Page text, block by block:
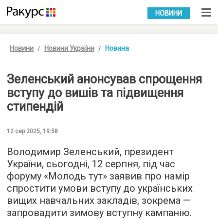
УКР РУС
НОВИНИ
Новини Новини України Новина
Зеленський анонсував спрощення
вступу до вишів та підвищення
стипендій
12 сер 2025, 19:58
Володимир Зеленський, президент
України, сьогодні, 12 серпня, під час
форуму «Молодь тут» заявив про намір
спростити умови вступу до українських
вищих навчальних закладів, зокрема —
запровадити зимову вступну кампанію.